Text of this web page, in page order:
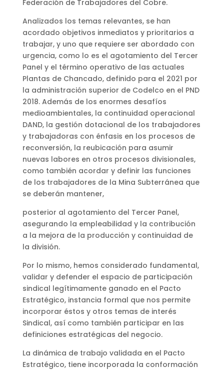
Federación de Trabajadores del Cobre.
Analizados los temas relevantes, se han
acordado objetivos inmediatos y prioritarios a
trabajar, y uno que requiere ser abordado con
urgencia, como lo es el agotamiento del Tercer
Panel y el término operativo de las actuales
Plantas de Chancado, definido para el 2021 por
la administración superior de Codelco en el PND
2018. Además de los enormes desafíos
medioambientales, la continuidad operacional
DAND, la gestión dotacional de los trabajadores
y trabajadoras con énfasis en los procesos de
reconversión, la reubicación para asumir
nuevas labores en otros procesos divisionales,
como también acordar y definir las funciones
de los trabajadores de la Mina Subterránea que
se deberán mantener,
posterior al agotamiento del Tercer Panel,
asegurando la empleabilidad y la contribución
a la mejora de la producción y continuidad de
la división.
Por lo mismo, hemos considerado fundamental,
validar y defender el espacio de participación
sindical legítimamente ganado en el Pacto
Estratégico, instancia formal que nos permite
incorporar éstos y otros temas de interés
Sindical, así como también participar en las
definiciones estratégicas del negocio.
La dinámica de trabajo validada en el Pacto
Estratégico, tiene incorporada la conformación